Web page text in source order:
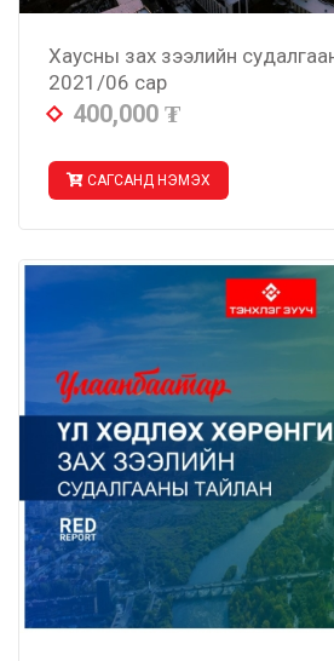
Хаусны зах зээлийн
2021/06 сар
400,000 ₮
САГСАНД НЭМЭХ